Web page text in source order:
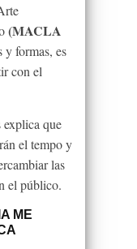
(MACLA
y formas, es
con el
que
el tempo y
las
el público.
ME